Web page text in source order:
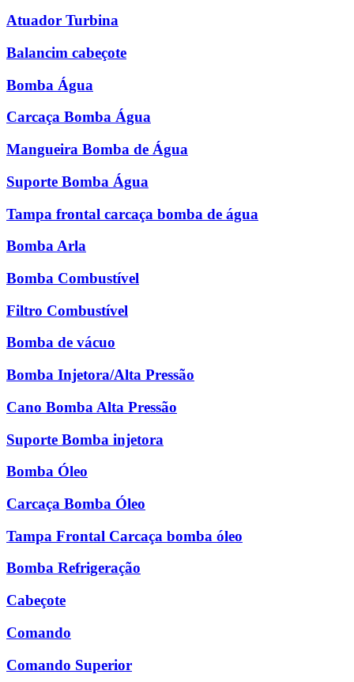
Atuador Turbina
Balancim cabeçote
Bomba Água
Carcaça Bomba Água
Mangueira Bomba de Água
Suporte Bomba Água
Tampa frontal carcaça bomba de água
Bomba Arla
Bomba Combustível
Filtro Combustível
Bomba de vácuo
Bomba Injetora/Alta Pressão
Cano Bomba Alta Pressão
Suporte Bomba injetora
Bomba Óleo
Carcaça Bomba Óleo
Tampa Frontal Carcaça bomba óleo
Bomba Refrigeração
Cabeçote
Comando
Comando Superior